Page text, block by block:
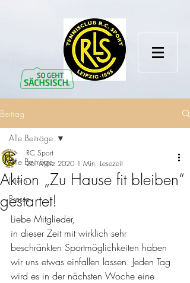
Beitrag
Alle Beiträge
Intern
Presse
Alle Beiträge
Aktion „Zu Hause fit bleiben“
gestartet!
RC Sport
26. März 2020 1 Min. Lesezeit
Liebe Mitglieder,
in dieser Zeit mit wirklich sehr
beschränkten Sportmöglichkeiten haben
wir uns etwas einfallen lassen. Jeden Tag
wird es in der nächsten Woche eine